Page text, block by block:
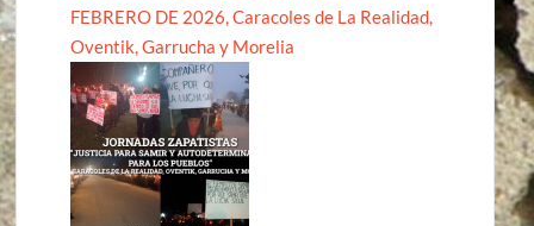
FEBRERO DE 2026, Caracoles de La Realidad,
Oventik, Garrucha y Morelia